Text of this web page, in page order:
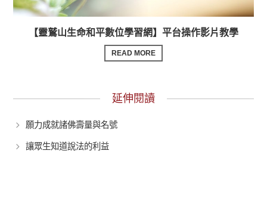
【靈鷲山生命和平數位學習網】平台操作影片教學
READ MORE
延伸閱讀
願力成就諸佛壽量與名號
讓眾生知道說法的利益